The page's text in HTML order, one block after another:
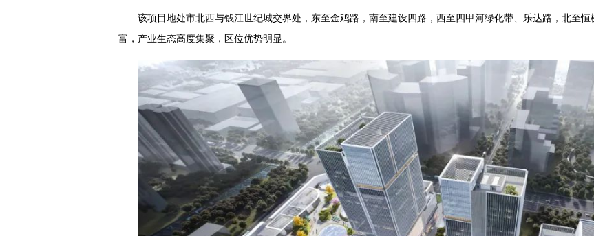
该项目地处市北西与钱江世纪城交界处，东至金鸡路，南至建设四路，西至四甲河绿化带、乐达路，北至
富，产业生态高度集聚，区位优势明显。